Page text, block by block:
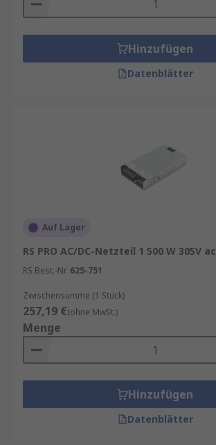
Hinzufügen
Datenblätter
Auf Lager
RS PRO AC/DC-Netzteil 1 500 W 305V ac
RS Best.-Nr. 625-751
Zwischensumme (1 Stück)
257,19 €(ohne MwSt.)
Menge
Hinzufügen
Datenblätter